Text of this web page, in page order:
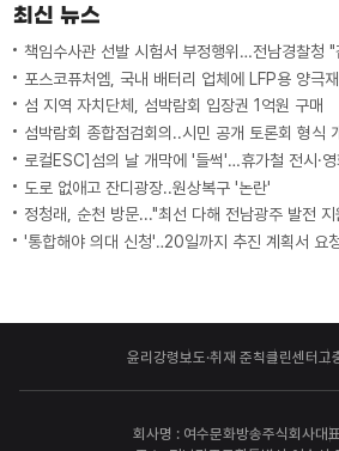
최신 뉴스
책임수사관 선발 시험서 부정행위…전남경찰청 "
포스코퓨처엠, 국내 배터리 업체에 LFP용 양극
섬 지역 자치단체, 섬박람회 입장권 1억원 구매
섬박람회 종합점검회의..시민 공개 토론회 형식
로컬ESC]섬의 날 개막에 '들썩'…휴가철 전시·
도로 없애고 잔디광장..원상복구 '논란'
정청래, 순천 방문..."최선 다해 전남광주 발전 지
'통합해야 의대 신청'‥20일까지 추진 계획서 요
윤리강령 보도·취재 준칙클린센터 고
회사명 : 여수문화방송주식회사대